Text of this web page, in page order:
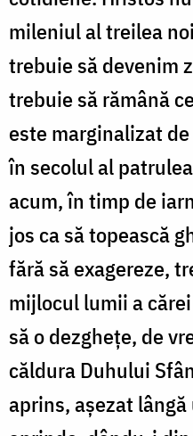
mileniul al treilea
trebuie să devenim
trebuie să rămână
este marginalizat
în secolul al
acum, în timp de
jos ca să topească
fără să exagereze,
mijlocul lumii a
să o dezgheţe, de
căldura Duhului
aprins, aşezat